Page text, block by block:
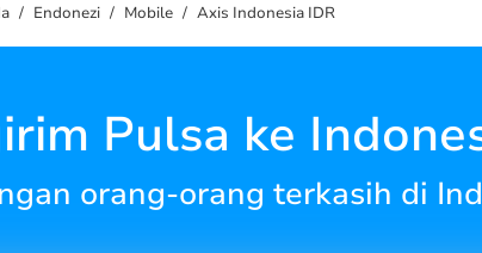
Endonezi Mobile Axis Indonesia IDR
Pulsa ke
orang-orang terkasih di